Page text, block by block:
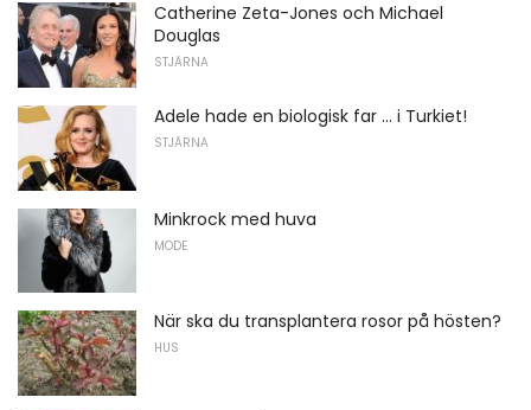
Catherine Zeta-Jones och Michael
Douglas
STJÄRNA
Adele hade en biologisk far ... i Turkiet!
STJÄRNA
Minkrock med huva
MODE
När ska du transplantera rosor på hösten?
HUS